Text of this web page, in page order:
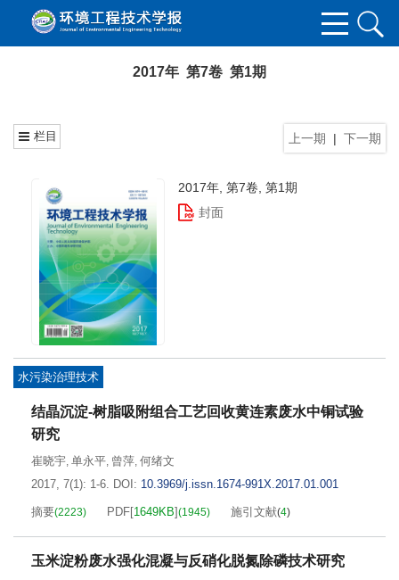
2017年 第7卷 第1期
上一期 | 下一期
栏目
2017年, 第7卷, 第1期
封面
水污染治理技术
结晶沉淀-树脂吸附组合工艺回收黄连素废水中铜试验
研究
崔晓宇, 单永平, 曾萍, 何绪文
2017, 7(1): 1-6. DOI: 10.3969/j.issn.1674-991X.2017.01.001
摘要(2223) PDF[1649KB](1945) 施引文献(4)
玉米淀粉废水强化混凝与反硝化脱氮除磷技术研究